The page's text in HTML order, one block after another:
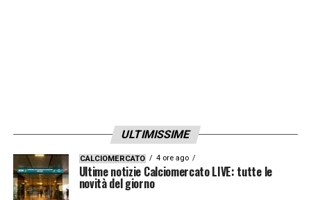
ammonta a 10,23 milioni di euro.
Ma come si compone questa somma? Una
fetta consistente, quasi la metà, è garantita
ULTIMISSIME
CALCIOMERCATO 4 ore ago
Ultime notizie Calciomercato LIVE: tutte le
novità del giorno